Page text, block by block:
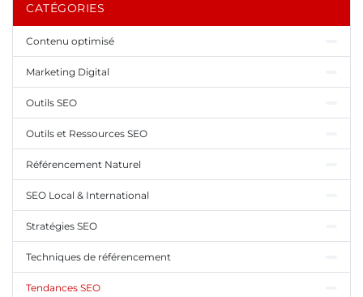
CATÉGORIES
Contenu optimisé
Marketing Digital
Outils SEO
Outils et Ressources SEO
Référencement Naturel
SEO Local & International
Stratégies SEO
Techniques de référencement
Tendances SEO